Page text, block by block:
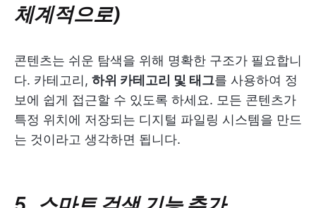
체계적으로)
콘텐츠는 쉬운 탐색을 위해 명확한 구조가 필요합니
다. 카테고리, 하위 카테고리 및 태그를 사용하여 정
보에 쉽게 접근할 수 있도록 하세요. 모든 콘텐츠가
특정 위치에 저장되는 디지털 파일링 시스템을 만드
는 것이라고 생각하면 됩니다.